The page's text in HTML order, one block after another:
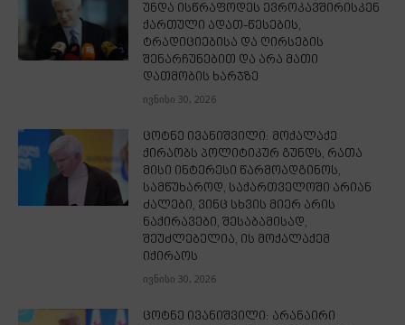
უნდა ისწრაფოდეს ევროკავშირისკენ
ქართული ადათ-წესების,
ტრადიციებისა და ღირსების
შენარჩუნებით და არა მათი
დათმობის ხარჯზე
ივნისი 30, 2026
ცოტნე ივანიშვილი: მოქალაქე
ქირაობს პოლიტიკურ გუნდს, რათა
მისი ინტერესი წარმოადგინოს,
სამწუხაროდ, საქართველოში არიან
ძალები, ვინც სხვის მიერ არის
ნაქირავები, შესაბამისად,
შეუძლებელია, ის მოქალაქემ
იქირაოს
ივნისი 30, 2026
ცოტნე ივანიშვილი: არანაირი